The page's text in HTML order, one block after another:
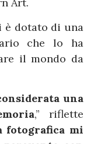
Art.
è dotato di una
che lo ha
il mondo da
una
,” riflette
fotografica mi